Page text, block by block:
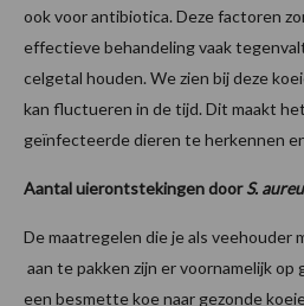
ook voor antibiotica. Deze factoren
effectieve behandeling vaak
celgetal houden. We zien bij deze
kan fluctueren in de tijd. Dit maakt
geïnfecteerde dieren te herkennen
Aantal uierontstekingen doorS.
De maatregelen die je als veehouder
aan te pakken zijn er voornamelijk
een besmette koe naar gezonde